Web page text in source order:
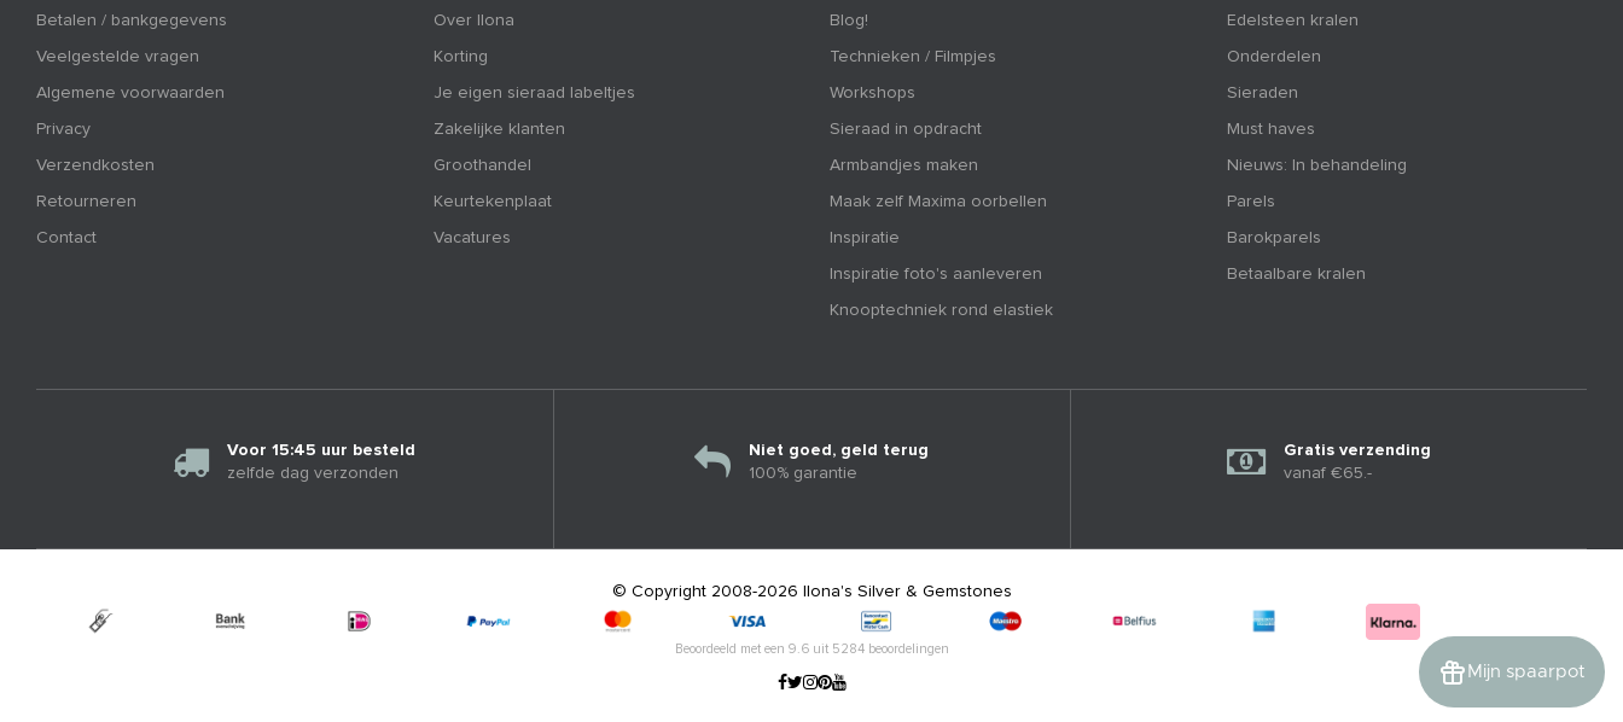
Mijn spaarpot
Betalen / bankgegevens
Veelgestelde vragen
Algemene voorwaarden
Privacy
Verzendkosten
Retourneren
Contact
Over Ilona
Korting
Je eigen sieraad labeltjes
Zakelijke klanten
Groothandel
Keurtekenplaat
Vacatures
Blog!
Technieken / Filmpjes
Workshops
Sieraad in opdracht
Armbandjes maken
Maak zelf Maxima oorbellen
Inspiratie
Inspiratie foto's aanleveren
Knooptechniek rond elastiek
Edelsteen kralen
Onderdelen
Sieraden
Must haves
Nieuws: In behandeling
Parels
Barokparels
Betaalbare kralen
Voor 15:45 uur besteld
zelfde dag verzonden
Niet goed, geld terug
100% garantie
Gratis verzending
vanaf €65.-
© Copyright 2008-2026 Ilona's Silver & Gemstones
Beoordeeld met een 9.6uit 5284beoordelingen